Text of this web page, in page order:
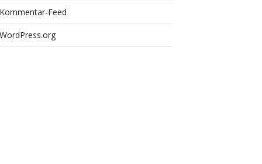
Kommentar-Feed
WordPress.org